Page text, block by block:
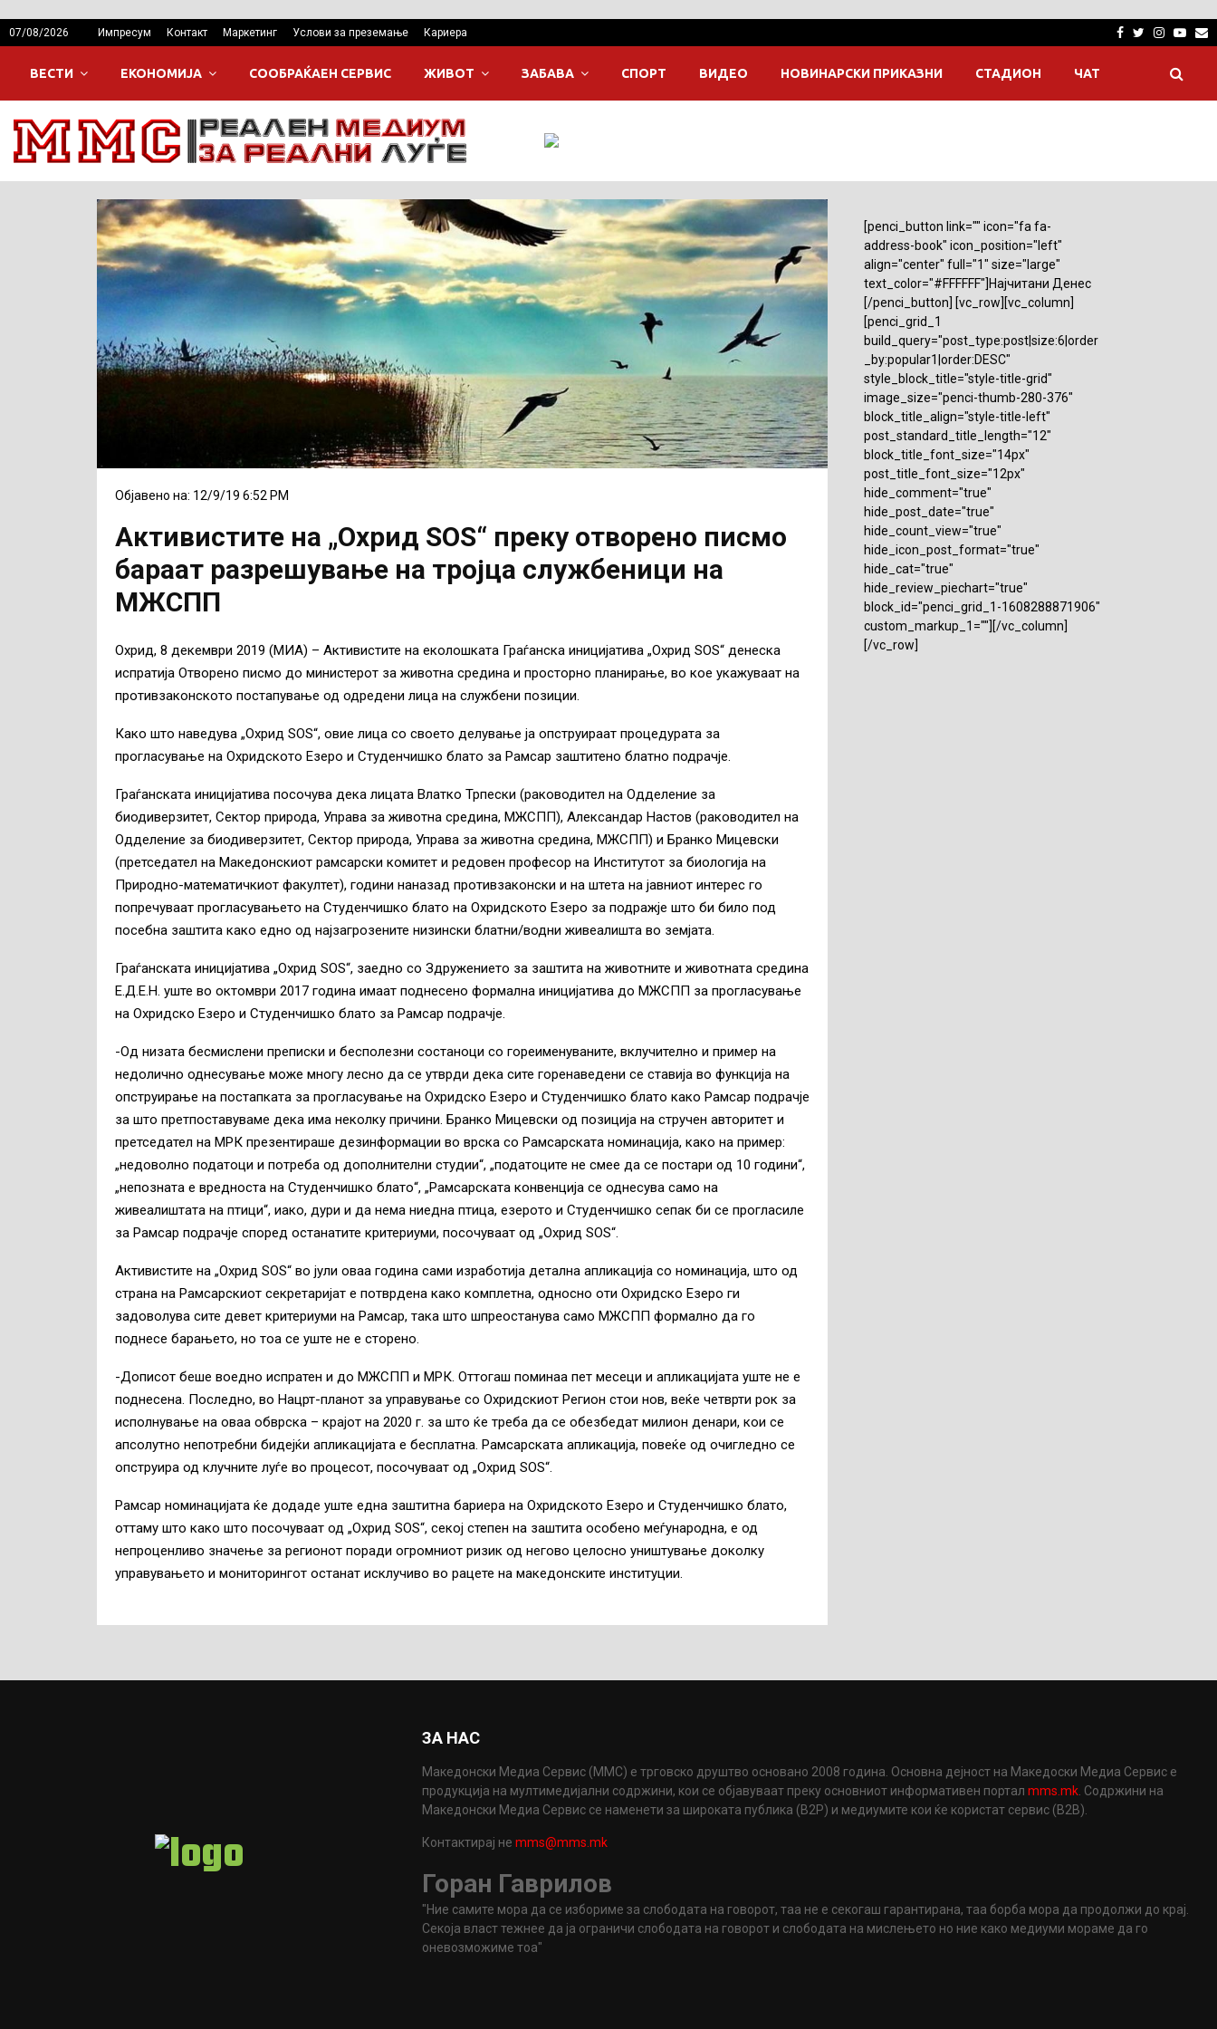
07/08/2026 Импресум Контакт Маркетинг Услови за преземање Кариера Facebook
Twitter
ВЕСТИ ЕКОНОМИЈА СООБРАЌАЕН СЕРВИС ЖИВОТ ЗАБАВА СПОРТ ВИДЕО НОВИНАРСКИ ПРИКАЗНИ СТАДИОН ЧАТ
Објавено на: 12/9/19 6:52 PM
Активистите на „Охрид SOS“ преку отворено писмо
бараат разрешување на тројца службеници на
МЖСПП
Охрид, 8 декември 2019 (МИА) – Активистите на еколошката Граѓанска иницијатива „Охрид SOS“ денеска
испратија Отворено писмо до министерот за животна средина и просторно планирање, во кое укажуваат на
противзаконското постапување од одредени лица на службени позиции.
Како што наведува „Охрид SOS“, овие лица со своето делување ја опструираат процедурата за
прогласување на Охридското Езеро и Студенчишко блато за Рамсар заштитено блатно подрачје.
Граѓанската иницијатива посочува дека лицата Влатко Трпески (раководител на Одделение за
биодиверзитет, Сектор природа, Управа за животна средина, МЖСПП), Александар Настов (раководител на
Одделение за биодиверзитет, Сектор природа, Управа за животна средина, МЖСПП) и Бранко Мицевски
(претседател на Македонскиот рамсарски комитет и редовен професор на Институтот за биологија на
Природно-математичкиот факултет), години наназад противзаконски и на штета на јавниот интерес го
попречуваат прогласувањето на Студенчишко блато на Охридското Езеро за подражје што би било под
посебна заштита како едно од најзагрозените низински блатни/водни живеалишта во земјата.
Граѓанската иницијатива „Охрид ЅОЅ“, заедно со Здружението за заштита на животните и животната средина
Е.Д.Е.Н. уште во октомври 2017 година имаат поднесено формална иницијатива до МЖСПП за прогласување
на Охридско Езеро и Студенчишко блато за Рамсар подрачје.
-Од низата бесмислени преписки и бесполезни состаноци со гореименуваните, вклучително и пример на
недолично однесување може многу лесно да се утврди дека сите горенаведени се ставија во функција на
опструирање на постапката за прогласување на Охридско Езеро и Студенчишко блато како Рамсар подрачје
за што претпоставуваме дека има неколку причини. Бранко Мицевски од позиција на стручен авторитет и
претседател на МРК презентираше дезинформации во врска со Рамсарската номинација, како на пример:
„недоволно податоци и потреба од дополнителни студии“, „податоците не смее да се постари од 10 години“,
„непозната е вредноста на Студенчишко блато“, „Рамсарската конвенција се однесува само на
живеалиштата на птици“, иако, дури и да нема ниедна птица, езерото и Студенчишко сепак би се прогласиле
за Рамсар подрачје според останатите критериуми, посочуваат од „Охрид SOS“.
Активистите на „Охрид SOS“ во јули оваа година сами изработија детална апликација со номинација, што од
страна на Рамсарскиот секретаријат е потврдена како комплетна, односно оти Охридско Езеро ги
задоволува сите девет критериуми на Рамсар, така што шпреостанува само МЖСПП формално да го
поднесе барањето, но тоа се уште не е сторено.
-Дописот беше воедно испратен и до МЖСПП и МРК. Оттогаш поминаа пет месеци и апликацијата уште не е
поднесена. Последно, во Нацрт-планот за управување со Охридскиот Регион стои нов, веќе четврти рок за
исполнување на оваа обврска – крајот на 2020 г. за што ќе треба да се обезбедат милион денари, кои се
апсолутно непотребни бидејќи апликацијата е бесплатна. Рамсарската апликација, повеќе од очигледно се
опструира од клучните луѓе во процесот, посочуваат од „Охрид SOS“.
Рамсар номинацијата ќе додаде уште една заштитна бариера на Охридското Езеро и Студенчишко блато,
оттаму што како што посочуваат од „Охрид SOS“, секој степен на заштита особено меѓународна, е од
непроценливо значење за регионот поради огромниот ризик од негово целосно уништување доколку
управувањето и мониторингот останат исклучиво во рацете на македонските институции.
[penci_button link="" icon="fa fa-
address-book" icon_position="left"
align="center" full="1" size="large"
text_color="#FFFFFF"]Најчитани Денес
[/penci_button] [vc_row][vc_column]
[penci_grid_1
build_query="post_type:post|size:6|order
_by:popular1|order:DESC"
style_block_title="style-title-grid"
image_size="penci-thumb-280-376"
block_title_align="style-title-left"
post_standard_title_length="12"
block_title_font_size="14px"
post_title_font_size="12px"
hide_comment="true"
hide_post_date="true"
hide_count_view="true"
hide_icon_post_format="true"
hide_cat="true"
hide_review_piechart="true"
block_id="penci_grid_1-1608288871906"
custom_markup_1=""][/vc_column]
[/vc_row]
ЗА НАС
Македонски Медиа Сервис (ММС) е трговско друштво основано 2008 година. Основна дејност на Македоски Медиа Сервис е
продукција на мултимедијални содржини, кои се објавуваат преку основниот информативен порталmms.mk . Содржини на
Македонски Медиа Сервис се наменети за широката публика (B2P) и медиумите кои ќе користат сервис (B2B).
Контактирај неmms@mms.mk
Горан Гаврилов
"Ние самите мора да се избориме за слободата на говорот, таа не е секогаш гарантирана, таа борба мора да продолжи до крај.
Секоја власт тежнее да ја ограничи слободата на говорот и слободата на мислењето но ние како медиуми мораме да го
оневозможиме тоа"